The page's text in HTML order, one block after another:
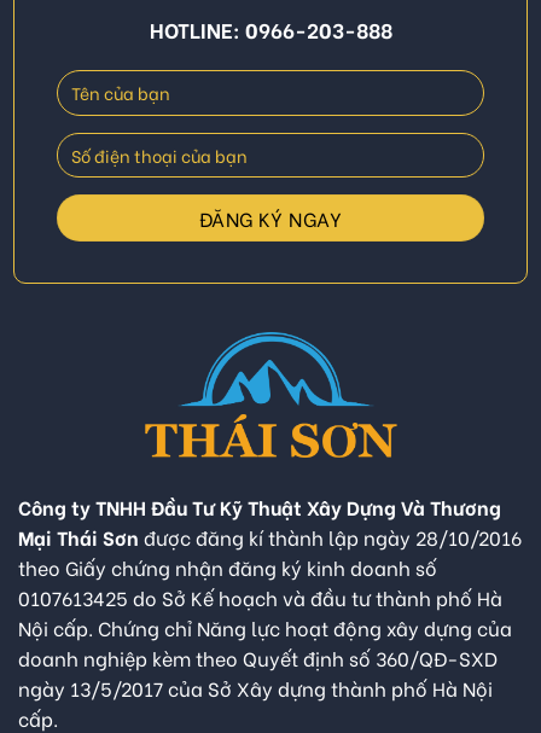
HOTLINE: 0966-203-888
Công ty TNHH Đầu Tư Kỹ Thuật Xây Dựng Và Thương
Mại Thái Sơn được đăng kí thành lập ngày 28/10/2016
theo Giấy chứng nhận đăng ký kinh doanh số
0107613425 do Sở Kế hoạch và đầu tư thành phố Hà
Nội cấp. Chứng chỉ Năng lực hoạt động xây dựng của
doanh nghiệp kèm theo Quyết định số 360/QĐ-SXD
ngày 13/5/2017 của Sở Xây dựng thành phố Hà Nội
cấp.